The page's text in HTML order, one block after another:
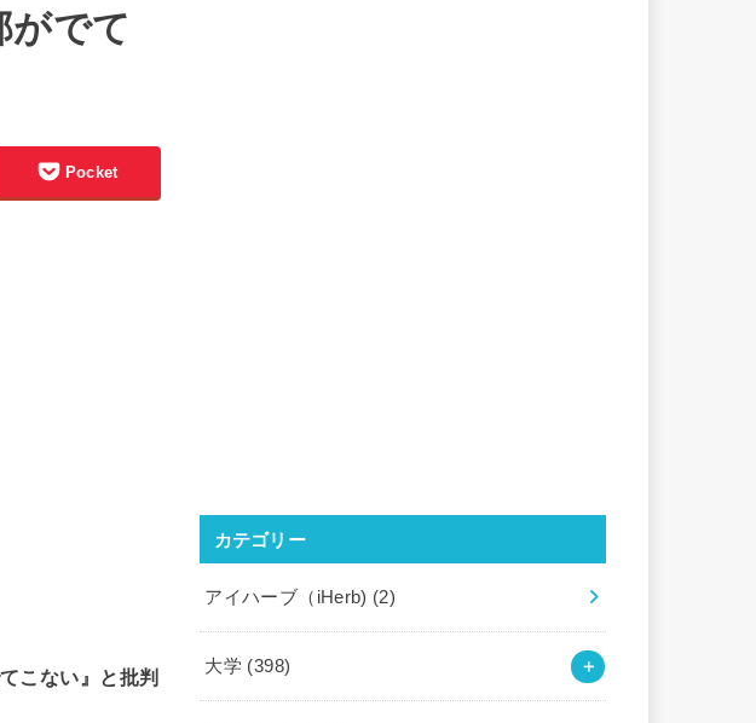
がでて
Pocket
こない』と批判
カテゴリー
アイハーブ（iHerb) (2)
大学 (398)